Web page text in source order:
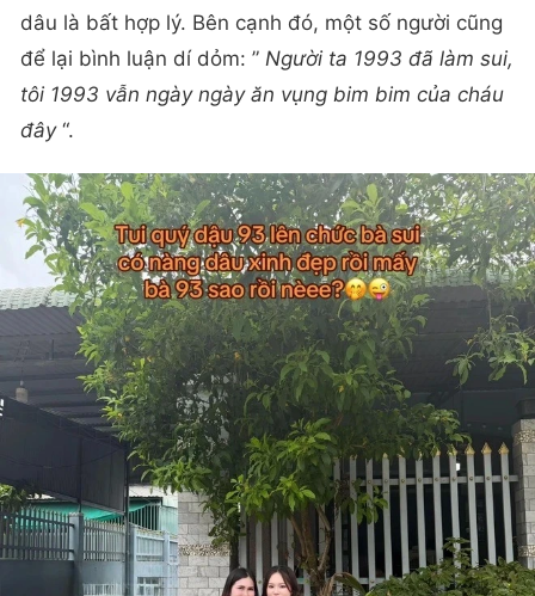
dâu là bất hợp lý. Bên cạnh đó, một số người cũng
để lại bình luận dí dỏm: ” Người ta 1993 đã làm sui,
tôi 1993 vẫn ngày ngày ăn vụng bim bim của cháu
đây “.